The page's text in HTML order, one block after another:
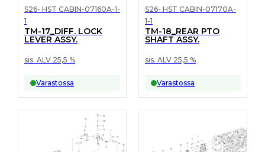
S26- HST CABIN-07160A-1-
1
TM-17_DIFF. LOCK
LEVER ASSY.
sis. ALV 25,5 %
Varastossa
S26- HST CABIN-07170A-
1-1
TM-18_REAR PTO
SHAFT ASSY.
sis. ALV 25,5 %
Varastossa